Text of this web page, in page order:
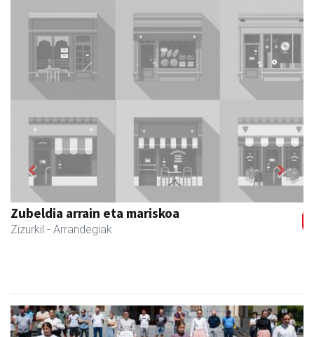
Joxean harategia
Zizurkil - Harategiak
Previous Next